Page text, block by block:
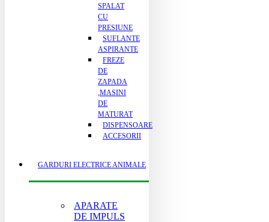
SPALAT
CU
PRESIUNE
SUFLANTE
ASPIRANTE
FREZE
DE
ZAPADA
,MASINI
DE
MATURAT
DISPENSOARE
ACCESORII
GARDURI ELECTRICE ANIMALE
APARATE
DE IMPULS